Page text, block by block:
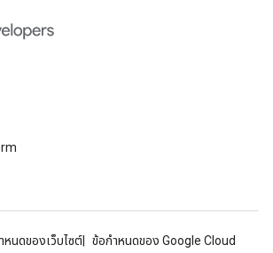
หนดของเว็บไซต์
ข้อกำหนดของ Google Cloud